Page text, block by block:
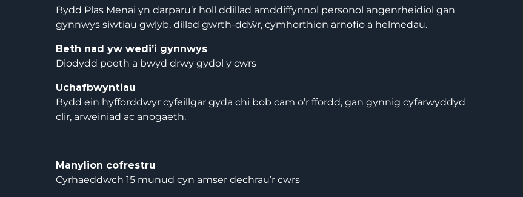
Bydd Plas Menai yn darparu’r holl ddillad amddiffynnol personol angenrheidiol gan
gynnwys siwtiau gwlyb, dillad gwrth-ddŵr, cymhorthion arnofio a helmedau.
Beth nad yw wedi’i gynnwys
Diodydd poeth a bwyd drwy gydol y cwrs
Uchafbwyntiau
Bydd ein hyfforddwyr cyfeillgar gyda chi bob cam o’r ffordd, gan gynnig cyfarwyddyd
clir, arweiniad ac anogaeth.
Manylion cofrestru
Cyrhaeddwch 15 munud cyn amser dechrau’r cwrs